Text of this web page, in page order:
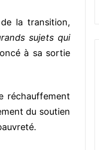
la transition,
sujets qui
à sa sortie
réchauffement
du soutien